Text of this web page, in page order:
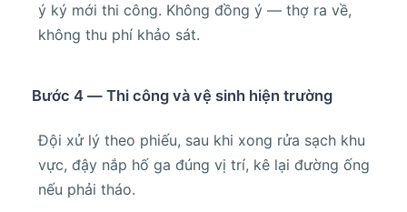
ý ký mới thi công. Không đồng ý — thợ ra về,
không thu phí khảo sát.
Bước 4 — Thi công và vệ sinh hiện trường
Đội xử lý theo phiếu, sau khi xong rửa sạch khu
vực, đậy nắp hố ga đúng vị trí, kê lại đường ống
nếu phải tháo.